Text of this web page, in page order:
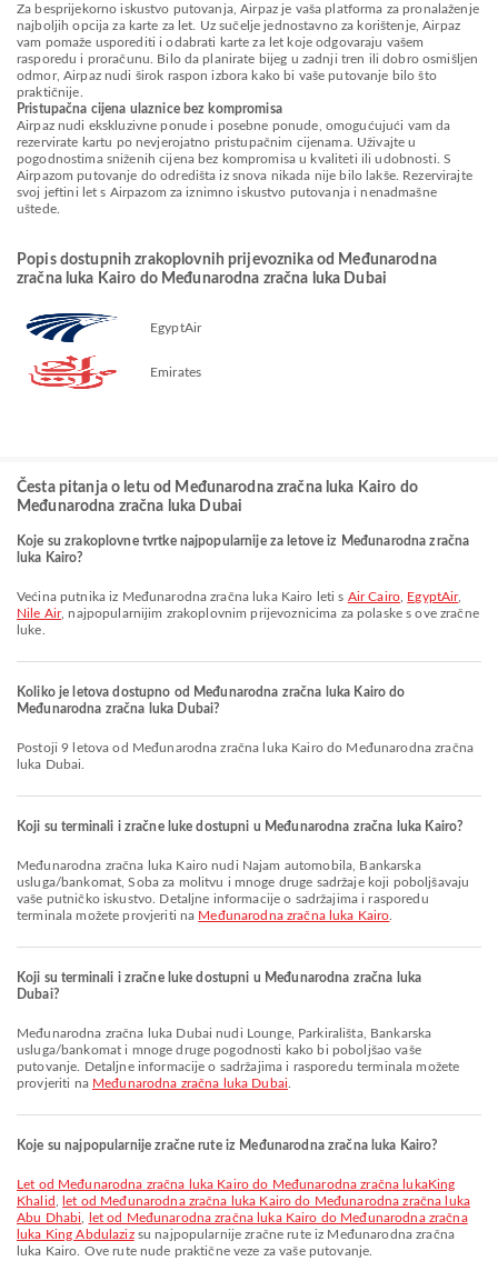
Za besprijekorno iskustvo putovanja, Airpaz je vaša platforma za pronalaženje
najboljih opcija za karte za let. Uz sučelje jednostavno za korištenje, Airpaz
vam pomaže usporediti i odabrati karte za let koje odgovaraju vašem
rasporedu i proračunu. Bilo da planirate bijeg u zadnji tren ili dobro osmišljen
odmor, Airpaz nudi širok raspon izbora kako bi vaše putovanje bilo što
praktičnije.
Pristupačna cijena ulaznice bez kompromisa
Airpaz nudi ekskluzivne ponude i posebne ponude, omogućujući vam da
rezervirate kartu po nevjerojatno pristupačnim cijenama. Uživajte u
pogodnostima sniženih cijena bez kompromisa u kvaliteti ili udobnosti. S
Airpazom putovanje do odredišta iz snova nikada nije bilo lakše. Rezervirajte
svoj jeftini let s Airpazom za iznimno iskustvo putovanja i nenadmašne
uštede.
Popis dostupnih zrakoplovnih prijevoznika od Međunarodna
zračna luka Kairo do Međunarodna zračna luka Dubai
EgyptAir
Emirates
Česta pitanja o letu od Međunarodna zračna luka Kairo do
Međunarodna zračna luka Dubai
Koje su zrakoplovne tvrtke najpopularnije za letove iz Međunarodna zračna
luka Kairo?
Većina putnika iz Međunarodna zračna luka Kairo leti s Air Cairo, EgyptAir,
Nile Air, najpopularnijim zrakoplovnim prijevoznicima za polaske s ove zračne
luke.
Koliko je letova dostupno od Međunarodna zračna luka Kairo do
Međunarodna zračna luka Dubai?
Postoji 9 letova od Međunarodna zračna luka Kairo do Međunarodna zračna
luka Dubai.
Koji su terminali i zračne luke dostupni u Međunarodna zračna luka Kairo?
Međunarodna zračna luka Kairo nudi Najam automobila, Bankarska
usluga/bankomat, Soba za molitvu i mnoge druge sadržaje koji poboljšavaju
vaše putničko iskustvo. Detaljne informacije o sadržajima i rasporedu
terminala možete provjeriti na Međunarodna zračna luka Kairo
Koji su terminali i zračne luke dostupni u Međunarodna zračna luka
Dubai?
Međunarodna zračna luka Dubai nudi Lounge, Parkirališta, Bankarska
usluga/bankomat i mnoge druge pogodnosti kako bi poboljšao vaše
putovanje. Detaljne informacije o sadržajima i rasporedu terminala možete
provjeriti na Međunarodna zračna luka Dubai
Koje su najpopularnije zračne rute iz Međunarodna zračna luka Kairo?
let od Međunarodna zračna luka Kairo do Međunarodna zračna lukaKing
Khalid
let od Međunarodna zračna luka Kairo do Međunarodna zračna luka
Abu Dhabi
let od Međunarodna zračna luka Kairo do Međunarodna zračna
luka King Abdulazizsu najpopularnije zračne rute iz Međunarodna zračna
luka Kairo. Ove rute nude praktične veze za vaše putovanje.